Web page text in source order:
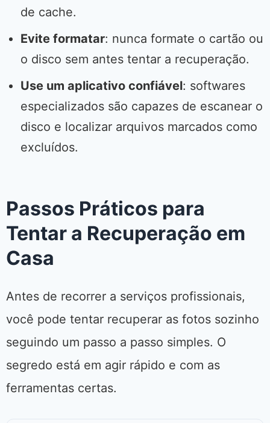
de cache.
Evite formatar: nunca formate o cartão ou
o disco sem antes tentar a recuperação.
Use um aplicativo confiável: softwares
especializados são capazes de escanear o
disco e localizar arquivos marcados como
excluídos.
Passos Práticos para
Tentar a Recuperação em
Casa
Antes de recorrer a serviços profissionais,
você pode tentar recuperar as fotos sozinho
seguindo um passo a passo simples. O
segredo está em agir rápido e com as
ferramentas certas.